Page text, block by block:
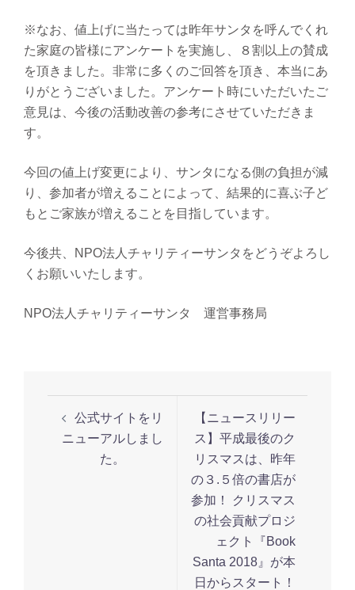
※なお、値上げに当たっては昨年サンタを呼んでくれ
た家庭の皆様にアンケートを実施し、８割以上の賛成
を頂きました。非常に多くのご回答を頂き、本当にあ
りがとうございました。アンケート時にいただいたご
意見は、今後の活動改善の参考にさせていただきま
す。
今回の値上げ変更により、サンタになる側の負担が減
り、参加者が増えることによって、結果的に喜ぶ子ど
もとご家族が増えることを目指しています。
今後共、NPO法人チャリティーサンタをどうぞよろし
くお願いいたします。
NPO法人チャリティーサンタ 運営事務局
稿
ナ
公式サイトをリ
ニューアルしまし
た。
【ニュースリリー
ス】平成最後のク
リスマスは、昨年
の３.５倍の書店が
参加！ クリスマス
の社会貢献プロジ
ェクト『Book
Santa 2018』が本
日からスタート！